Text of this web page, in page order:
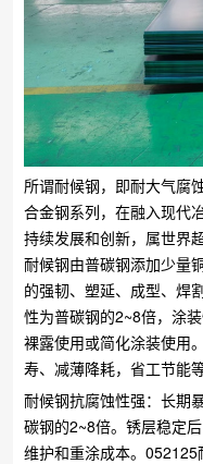
所谓耐候钢，即耐大气腐
合金钢系列，在融入现代
持续发展和创新，属世界
耐候钢由普碳钢添加少量
的强韧、塑延、成型、焊
性为普碳钢的2~8倍，涂
裸露使用或简化涂装使用
寿、减薄降耗，省工节能
耐候钢抗腐蚀性强：长期
碳钢的2~8倍。锈层稳定
维护和重涂成本。